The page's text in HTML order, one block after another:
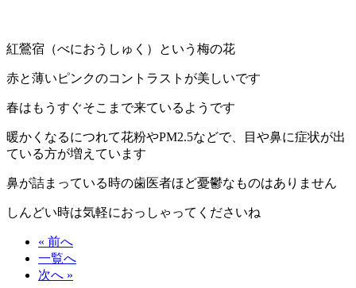
紅鶯宿（べにおうしゅく）という梅の花
赤と薄いピンクのコントラストが美しいです
春はもうすぐそこまで来ているようです
暖かくなるにつれて花粉やPM2.5などで、目や鼻に症状が出
ている方が増えています
鼻が詰まっている時の歯医者ほど憂鬱なものはありません
しんどい時は気軽におっしゃってくださいね
« 前へ
一覧へ
次へ »